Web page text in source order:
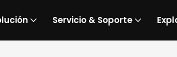
Servicio & Soporte